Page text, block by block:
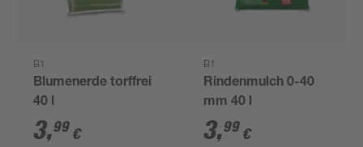
B1
Blumenerde torffrei
40 l
3,99 €
B1
Rindenmulch 0-40
mm 40 l
3,99 €